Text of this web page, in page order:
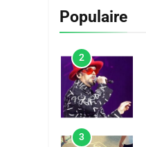
Populaire
2
3